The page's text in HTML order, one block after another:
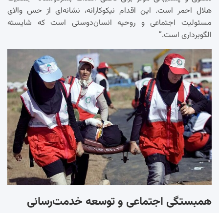
هلال احمر است. این اقدام نیکوکارانه، نشانه‌ای از حس والای
مسئولیت اجتماعی و روحیه انسان‌دوستی است که شایسته
الگوبرداری است.”
همبستگی اجتماعی و توسعه خدمت‌رسانی